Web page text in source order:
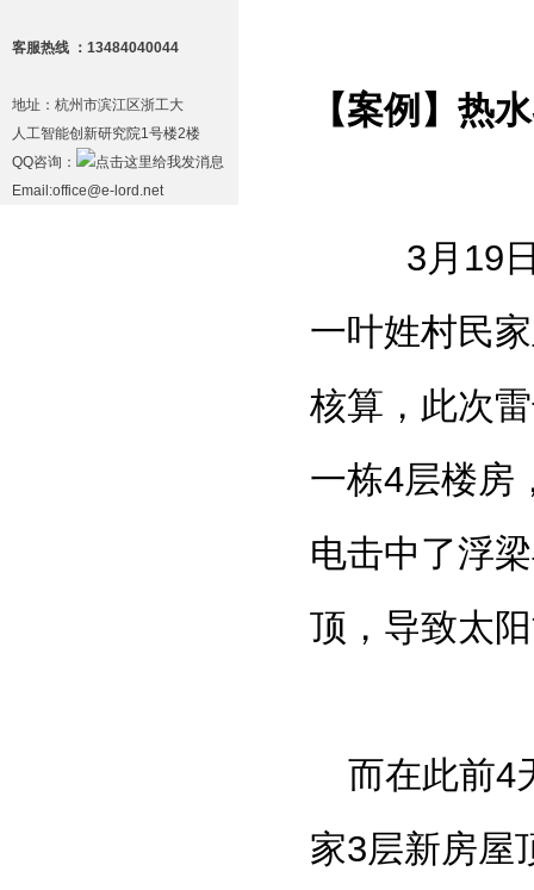
客服热线 ：13484040044
地址：杭州市滨江区浙工大
人工智能创新研究院1号楼2楼
QQ咨询：
Email:office@e-lord.net
【案例】热
3月 19
一叶姓村民
核算，此次
一栋4层楼房
电击中了浮
顶，导致太
而在此前4
家3层新房屋